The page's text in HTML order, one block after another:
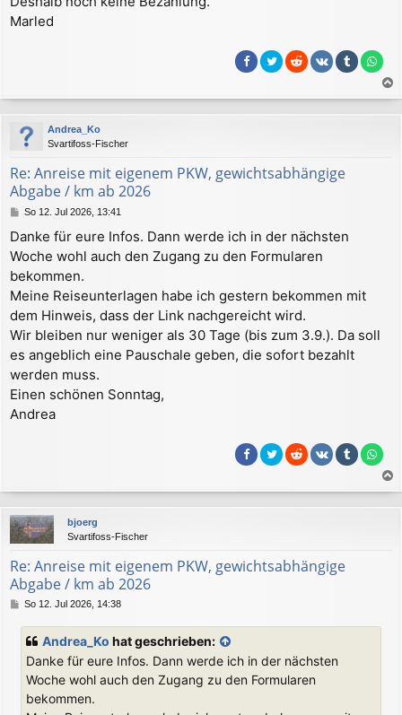
Marled
a
c
Andrea_Ko
Svartifoss-Fischer
Re: Anreise mit eigenem PKW, gewichtsabhängige
Abgabe / km ab 2026
B
i
t
a
g
So 12. Jul 2026, 13:41
Danke für eure Infos. Dann werde ich in der nächsten
Woche wohl auch den Zugang zu den Formularen
bekommen.
Meine Reiseunterlagen habe ich gestern bekommen mit
dem Hinweis, dass der Link nachgereicht wird.
Wir bleiben nur weniger als 30 Tage (bis zum 3.9.). Da soll
es angeblich eine Pauschale geben, die sofort bezahlt
werden muss.
Einen schönen Sonntag,
Andrea
a
c
bjoerg
Svartifoss-Fischer
Re: Anreise mit eigenem PKW, gewichtsabhängige
Abgabe / km ab 2026
BSo 12. Jul 2026, 14:38
Andrea_Ko hat geschrieben:
Danke für eure Infos. Dann werde ich in der nächsten
Woche wohl auch den Zugang zu den Formularen
bekommen.